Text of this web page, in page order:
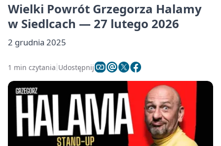
Wielki Powrót Grzegorza Halamy
w Siedlcach — 27 lutego 2026
2 grudnia 2025
1 min czytania Udostępnij